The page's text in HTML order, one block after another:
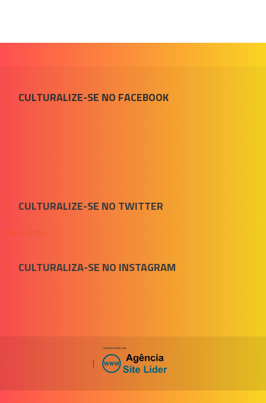
CULTURALIZE-SE NO FACEBOOK
CULTURALIZE-SE NO TWITTER
Meus Tuítes
CULTURALIZA-SE NO INSTAGRAM
|